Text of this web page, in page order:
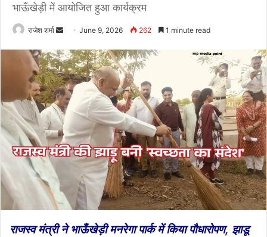
भाऊँखेड़ी में आयोजित हुआ कार्यक्रम
राजेश शर्मा
n
d
a
n
e
a
i
June 9, 2026 262 1 minute read
राजस्व मंत्री ने भाऊँखेड़ी मनरेगा पार्क में किया पौधारोपण, झाडू